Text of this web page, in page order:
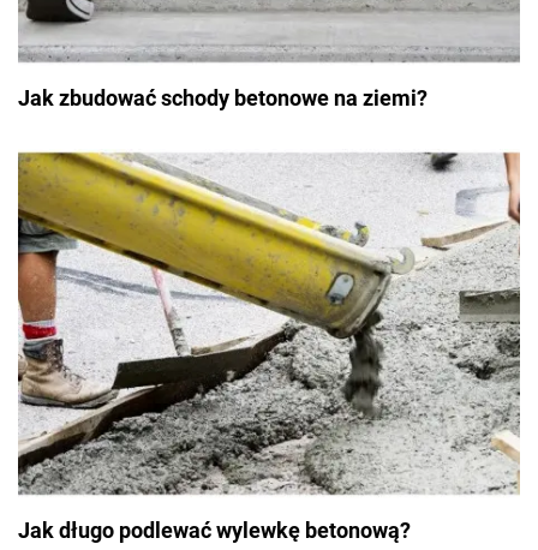
Jak zbudować schody betonowe na ziemi?
Jak długo podlewać wylewkę betonową?